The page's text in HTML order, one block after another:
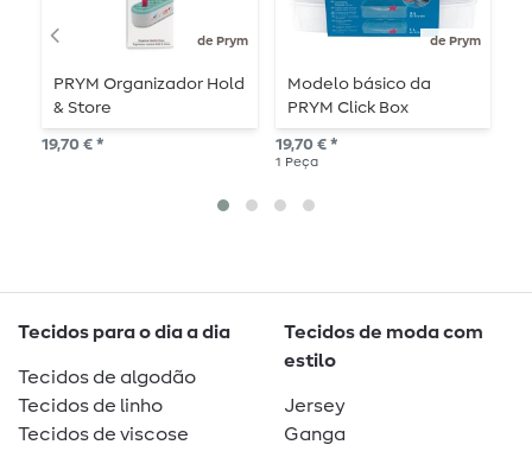
de Prym
PRYM Organizador Hold
& Store
19,70 € *
de Prym
Modelo básico da
PRYM Click Box
19,70 € *
1 Peça
Tecidos para o dia a dia
Tecidos de algodão
Tecidos de linho
Tecidos de viscose
Tecidos de moda com
estilo
Jersey
Ganga